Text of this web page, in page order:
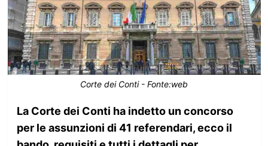
Corte dei Conti - Fonte:web
La Corte dei Conti ha indetto un concorso
per le assunzioni di 41 referendari, ecco il